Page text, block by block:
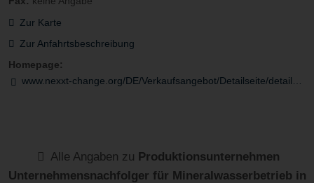
Zur Karte
Zur Anfahrtsbeschreibung
Homepage:
www.nexxt-change.org/DE/Verkaufsangebot/Detailseite/detailseite_jsp
Alle Angaben zu Produktionsunternehmen
Unternehmensnachfolger für Mineralwasserbetrieb in